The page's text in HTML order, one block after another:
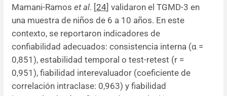
Mamani-Ramos et al. [24] validaron el TGMD-3 en
una muestra de niños de 6 a 10 años. En este
contexto, se reportaron indicadores de
confiabilidad adecuados: consistencia interna (α =
0,851), estabilidad temporal o test-retest (r =
0,951), fiabilidad interevaluador (coeficiente de
correlación intraclase: 0,963) y fiabilidad